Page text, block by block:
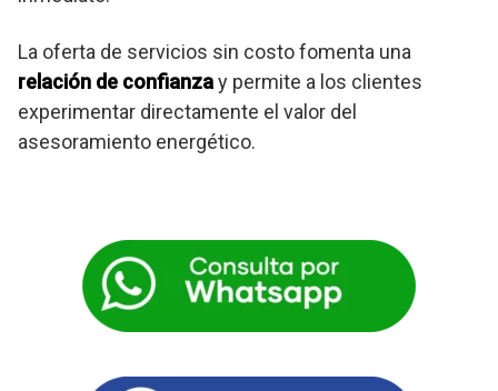
La oferta de servicios sin costo fomenta una
relación de confianzay permite a los clientes
experimentar directamente el valor del
asesoramiento energético.